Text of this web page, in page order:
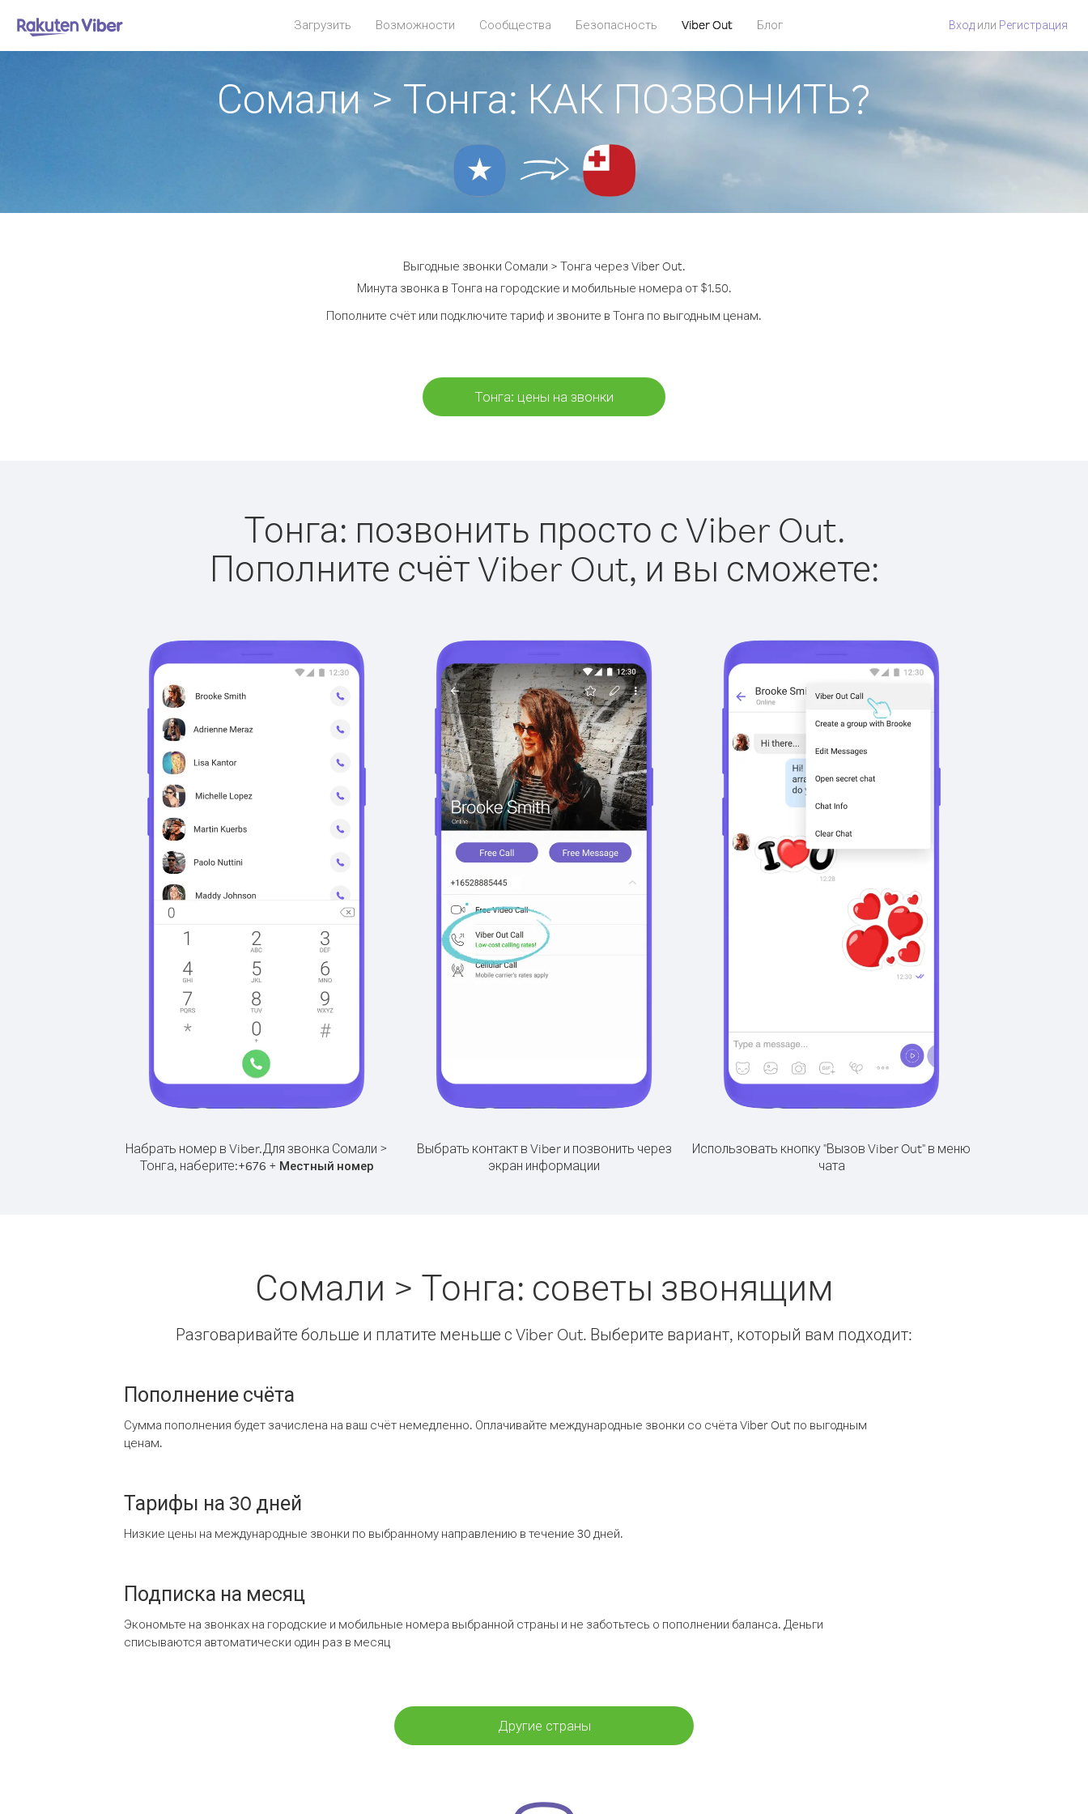
Загрузить Возможности Сообщества Безопасность Viber Out Блог Вход или Регистрация
Сомали > Тонга: КАК ПОЗВОНИТЬ?
Выгодные звонки Сомали > Тонга через Viber Out.
Минута звонка в Тонга на городские и мобильные номера от $1.50.
Пополните счёт или подключите тариф и звоните в Тонга по выгодным ценам.
Тонга: цены на звонки
Тонга: позвонить просто с Viber Out.
Пополните счёт Viber Out, и вы сможете:
Набрать номер в Viber.Для звонка Сомали >
Тонга, наберите:+676 + Местный номер
Выбрать контакт в Viber и позвонить через
экран информации
Использовать кнопку "Вызов Viber Out" в меню
чата
Сомали > Тонга: советы звонящим
Разговаривайте больше и платите меньше с Viber Out. Выберите вариант, который вам подходит:
Пополнение счёта
Сумма пополнения будет зачислена на ваш счёт немедленно. Оплачивайте международные звонки со счёта Viber Out по выгодным
ценам.
Тарифы на 30 дней
Низкие цены на международные звонки по выбранному направлению в течение 30 дней.
Подписка на месяц
Экономьте на звонках на городские и мобильные номера выбранной страны и не заботьтесь о пополнении баланса. Деньги
списываются автоматически один раз в месяц
Другие страны